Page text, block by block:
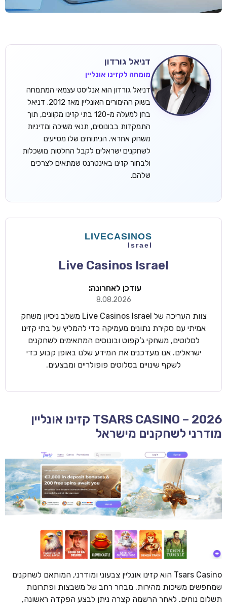
דניאל גורדון
מומחה לקזינו אונליין
דניאל גורדון הוא אנליסט עצמאי המתמחה
בשוק ההימורים האונליין מאז 2012. דניאל
בחן למעלה מ-120 בתי קזינו מקוונים, תוך
התמקדות בבונוסים, תנאי משיכה ומדיניות
משחק אחראי. הניתוחים שלו מסייעים
לשחקנים ישראלים לקבל החלטות מושכלות
ולבחור קזינו באינטרנט שמתאים לצרכים
שלהם.
Live Casinos Israel
עודכן לאחרונה:
8.08.2026
צוות העריכה של Live Casinos Israel משלב ניסיון משחק
אמיתי עם סקירת נתונים מעמיקה כדי להמליץ על בתי קזינו
לסלוטים, משחקי ג'קפוט ובונוסים המתאימים לשחקנים
ישראלים. אנו מעדכנים את המידע שלנו באופן קבוע כדי
לשקף שינויים בסלוטים פופולריים ומבצעים.
TSARS CASINO – 2026 קזינו אונליין
מודרני לשחקנים מישראל
Tsars Casino הוא קזינו אונליין צבעוני ומודרני, המותאם לשחקנים
שמחפשים משיכות מהירות, מבחר רחב של משבצות ופתרונות
תשלום נוחים. לאחר הרשמה קצרה ניתן לבצע הפקדה ראשונה,